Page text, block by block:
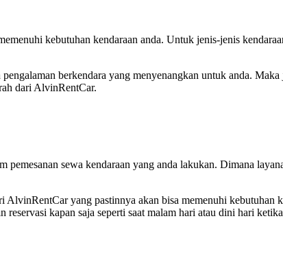
kebutuhan kendaraan anda. Untuk jenis-jenis
berkendara yang menyenangkan untuk anda.
dari AlvinRentCar.
sewa kendaraan yang anda lakukan. Dimana
yang pastinnya akan bisa memenuhi kebutuhan
kapan saja seperti saat malam hari atau dini hari